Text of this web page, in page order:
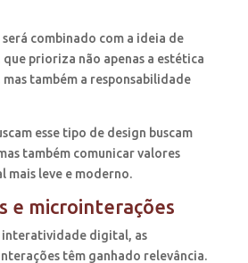
combinado com a ideia de
prioriza não apenas a estética
também a responsabilidade
esse tipo de design buscam
também comunicar valores
mais leve e moderno.
e microinterações
interatividade digital, as
têm ganhado relevância.